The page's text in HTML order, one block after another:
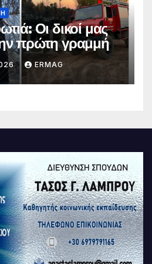
Οι δικοί μας
πρώτη γραμμή
ERMAG